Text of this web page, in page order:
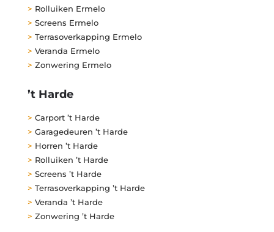
> Rolluiken Ermelo
> Screens Ermelo
> Terrasoverkapping Ermelo
> Veranda Ermelo
> Zonwering Ermelo
’t Harde
> Carport ’t Harde
> Garagedeuren ’t Harde
> Horren ’t Harde
> Rolluiken ’t Harde
> Screens ’t Harde
> Terrasoverkapping ’t Harde
> Veranda ’t Harde
> Zonwering ’t Harde